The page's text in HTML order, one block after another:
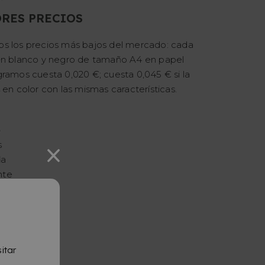
PRECIOS
los precios más bajos del mercado: cada
blanco y negro de tamaño A4 en papel
cuesta 0,020 €; cuesta 0,045 € si la
color con las mismas características.